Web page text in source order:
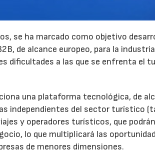
se ha marcado como objetivo
de alcance europeo, para la
dificultades a las que se enfrenta el
una plataforma tecnológica, de
independientes del sector turístico
y operadores turísticos, que
lo que multiplicará las
de menores dimensiones.